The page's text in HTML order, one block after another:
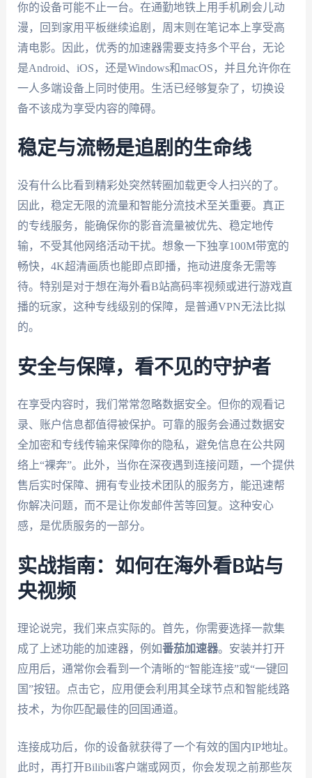
你的设备可能不止一台。在通勤地铁上用手机刷会儿动
漫，回到家用平板继续追剧，周末则在笔记本上享受高
清电影。因此，优秀的加速器需要支持多个平台，无论
是Android、iOS，还是Windows和macOS，并且允许你在
一人多端设备上同时使用。生活已经够复杂了，切换设
备不该成为享受内容的障碍。
稳定与流畅是追剧的生命线
没有什么比看到精彩处突然转圈加载更令人扫兴的了。
因此，稳定无限的流量和智能分流技术至关重要。真正
的专线服务，能确保你的影音流量被优先、稳定地传
输，不受其他网络活动干扰。想象一下独享100M带宽的
畅快，4K超清画质也能即点即播，拖动进度条无需等
待。特别是对于想在海外看B站高码率视频或进行游戏直
播的玩家，这种专线级别的保障，是普通VPN无法比拟
的。
安全与保障，看不见的守护者
在享受内容时，我们常常忽略数据安全。但你的观看记
录、账户信息都值得被保护。可靠的服务会通过数据安
全加密和专线传输来保障你的隐私，避免信息在公共网
络上“裸奔”。此外，当你在深夜遇到连接问题，一个提供
售后实时保障、拥有专业技术团队的服务方，能迅速帮
你解决问题，而不是让你发邮件苦等回复。这种安心
感，是优质服务的一部分。
实战指南：如何在海外看B站与
央视频
理论说完，我们来点实际的。首先，你需要选择一款集
成了上述功能的加速器，例如番茄加速器。安装并打开
应用后，通常你会看到一个清晰的“智能连接”或“一键回
国”按钮。点击它，应用便会利用其全球节点和智能线路
技术，为你匹配最佳的回国通道。
连接成功后，你的设备就获得了一个有效的国内IP地址。
此时，再打开Bilibili客户端或网页，你会发现之前那些灰